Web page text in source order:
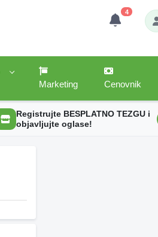
4
Marketing
Cenovnik
Registrujte BESPLATNO TEZGU i
objavljujte oglase!